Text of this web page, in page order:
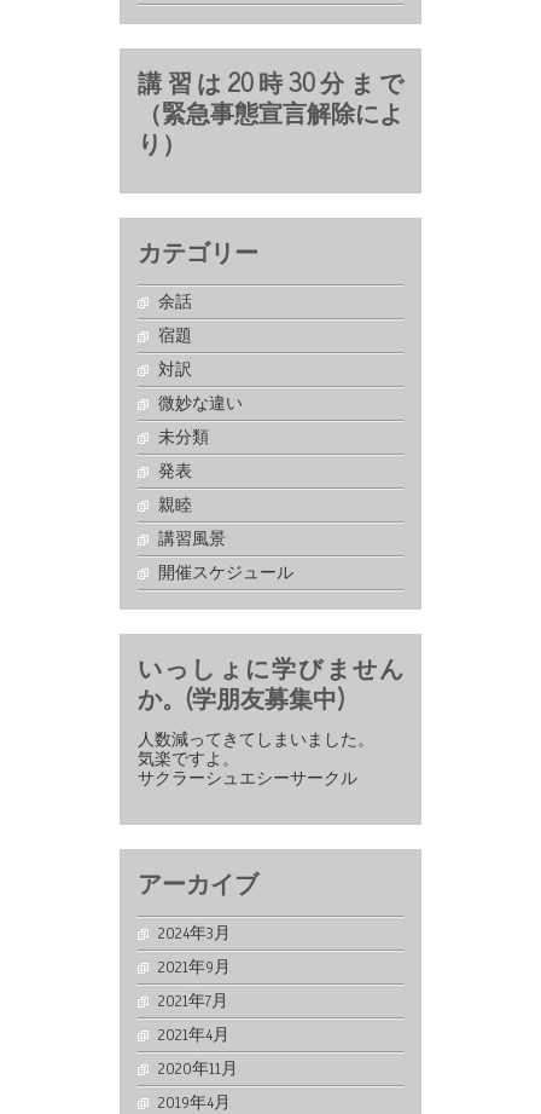
講習は20時30分まで
（緊急事態宣言解除によ
り）
カテゴリー
余話
宿題
対訳
微妙な違い
未分類
発表
親睦
講習風景
開催スケジュール
いっしょに学びません
か。(学朋友募集中)
人数減ってきてしまいました。
気楽ですよ。
サクラーシュエシーサークル
アーカイブ
2024年3月
2021年9月
2021年7月
2021年4月
2020年11月
2019年4月